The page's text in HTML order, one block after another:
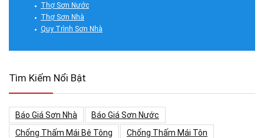
Thợ Sơn Nước
Thợ Sơn Nhà
Quy Trình Sơn Nhà
Tìm Kiếm Nổi Bật
Báo Giá Sơn Nhà
Báo Giá Sơn Nước
Chống Thấm Mái Bê Tông
Chống Thấm Mái Tôn